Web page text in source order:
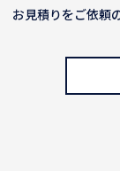
お見積りをご依頼